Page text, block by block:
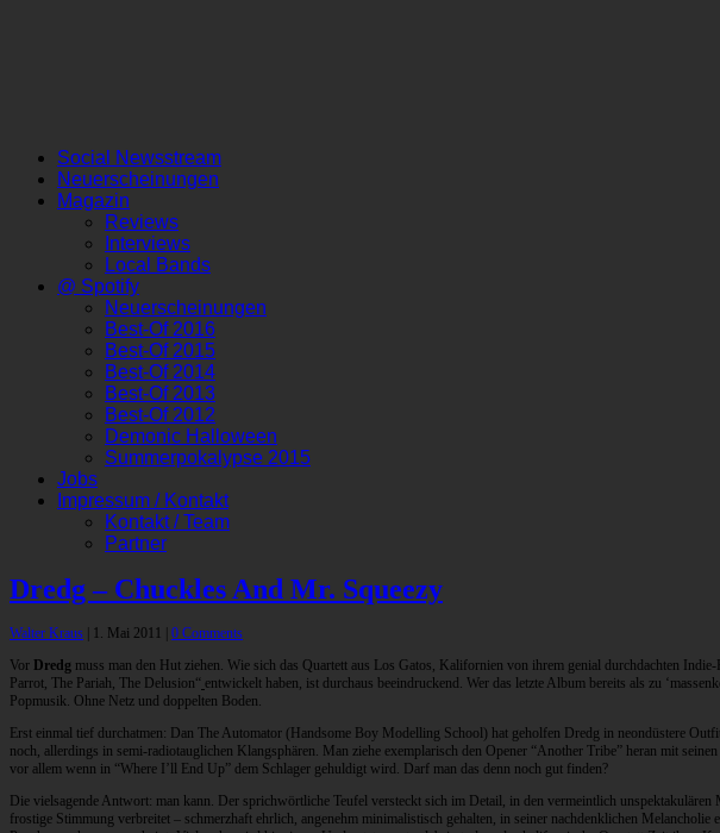
Social Newsstream
Neuerscheinungen
Magazin
Reviews
Interviews
Local Bands
@ Spotify
Neuerscheinungen
Best-Of 2016
Best-Of 2015
Best-Of 2014
Best-Of 2013
Best-Of 2012
Demonic Halloween
Summerpokalypse 2015
Jobs
Impressum / Kontakt
Kontakt / Team
Partner
Dredg – Chuckles And Mr. Squeezy
Walter Kraus 1. Mai 2011
0 Comments
Vor Dredg muss man den Hut ziehen. Wie sich das Quartett aus Los Gatos, Kalifornien von ihrem genial durchdachten
Parrot, The Pariah, The Delusion“ entwickelt haben, ist durchaus beeindruckend. Wer das letzte Album bereits als zu
Popmusik. Ohne Netz und doppelten Boden.
Erst einmal tief durchatmen: Dan The Automator (Handsome Boy Modelling School) hat geholfen Dredg in neondüstere
noch, allerdings in semi-radiotauglichen Klangsphären. Man ziehe exemplarisch den Opener “Another Tribe” heran mit
vor allem wenn in “Where I’ll End Up” dem Schlager gehuldigt wird. Darf man das denn noch gut finden?
Die vielsagende Antwort: man kann. Der sprichwörtliche Teufel versteckt sich im Detail, in den vermeintlich
frostige Stimmung verbreitet – schmerzhaft ehrlich, angenehm minimalistisch gehalten, in seiner nachdenklichen